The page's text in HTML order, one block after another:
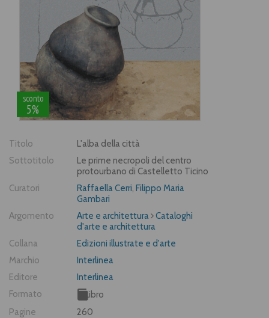
sconto
5%
Titolo
L'alba della città
Sottotitolo
Le prime necropoli del centro
protourbano di Castelletto Ticino
Curatori
Raffaella Cerri Filippo Maria
Gambari
Argomento
Arte e architettura
Cataloghi
d'arte e architettura
Collana
Edizioni illustrate e d'arte
Marchio
Interlinea
Editore
Interlinea
Formato
Libro
Pagine
260